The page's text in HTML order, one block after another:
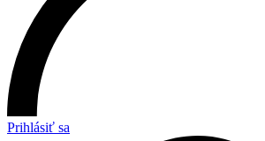
Prihlásiť sa